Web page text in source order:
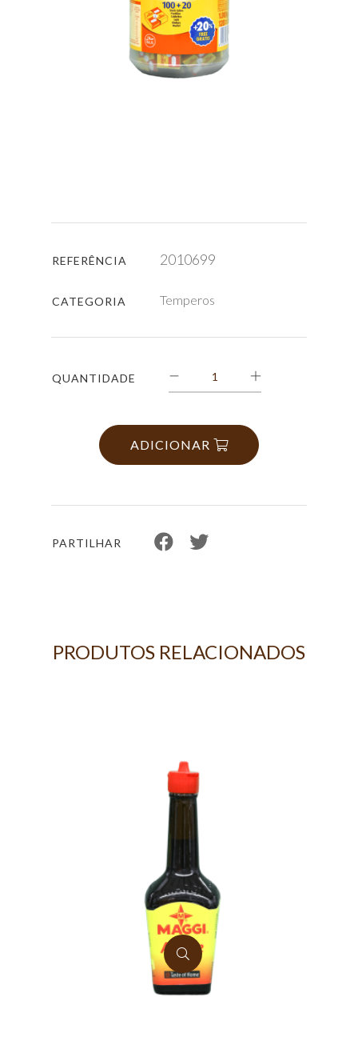
REFERÊNCIA 2010699
CATEGORIA Temperos
QUANTIDADE
ADICIONAR
PARTILHAR
PRODUTOS RELACIONADOS